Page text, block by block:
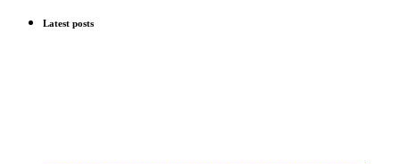
Latest posts